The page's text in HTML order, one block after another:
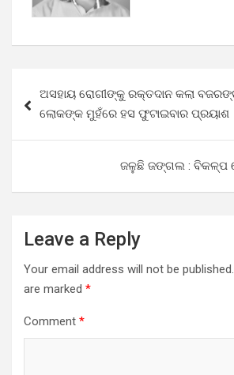
navigation
ଅସହାୟ ରୋଗୀଙ୍କୁ ରକ୍ତଦାନ କଲା
ଲୋକଙ୍କ ମୁହଁରେ ହସ ଫୁଟାଇବାର ପ୍ରୟାଶ
ଜଳୁଛି ଜଙ୍ଗଲ : ବିକଳ୍ପ
Leave a Reply
Your email address will not be published.
are marked *
Comment *